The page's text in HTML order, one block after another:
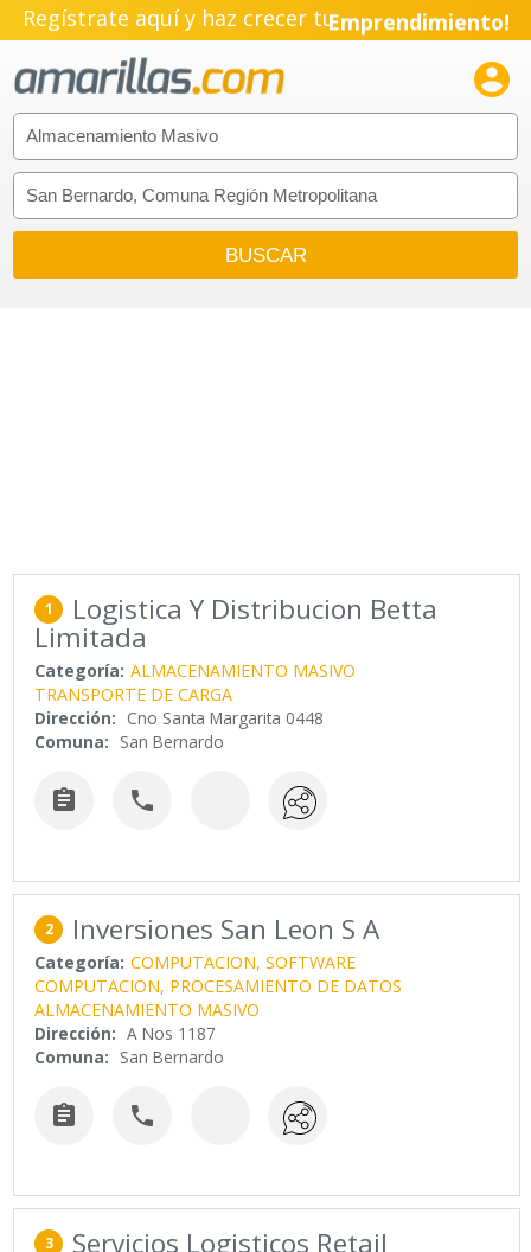
Regístrate aquí y haz crecer tuEmprendimiento!

1 Logistica Y Distribucion Betta
Limitada
Categoría: ALMACENAMIENTO MASIVO
TRANSPORTE DE CARGA
Dirección: Cno Santa Margarita 0448
Comuna: San Bernardo
 
2 Inversiones San Leon S A
Categoría: COMPUTACION, SOFTWARE
COMPUTACION, PROCESAMIENTO DE DATOS
ALMACENAMIENTO MASIVO
Dirección: A Nos 1187
Comuna: San Bernardo
 
3 Servicios Logisticos Retail